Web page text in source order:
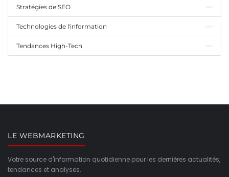
Stratégies de SEO
Technologies de l'information
Tendances High-Tech
LE WEBMARKETING
Votre source d'information quotidienne pour les dernières actualités,
tendances et analyses.